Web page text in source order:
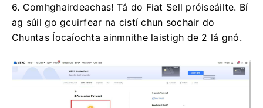
6. Comhghairdeachas! Tá do Fiat Sell próiseáilte. Bí
ag súil go gcuirfear na cistí chun sochair do
Chuntas Íocaíochta ainmnithe laistigh de 2 lá gnó.